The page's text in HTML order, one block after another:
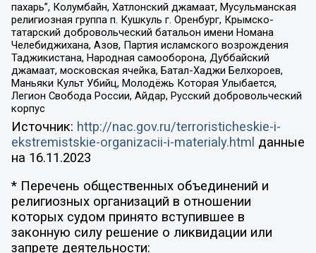
пахарь”, Колумбайн, Хатлонский джамаат, Мусульманская
религиозная группа п. Кушкуль г. Оренбург, Крымско-
татарский добровольческий батальон имени Номана
Челебиджихана, Азов, Партия исламского возрождения
Таджикистана, Народная самооборона, Дуббайский
джамаат, московская ячейка, Батал-Хаджи Белхороев,
Маньяки Культ Убийц, Молодёжь Которая Улыбается,
Легион Свобода России, Айдар, Русский добровольческий
корпус
Источник: http://nac.gov.ru/terroristicheskie-i-
ekstremistskie-organizacii-i-materialy.html данные
на 16.11.2023
* Перечень общественных объединений и
религиозных организаций в отношении
которых судом принято вступившее в
законную силу решение о ликвидации или
запрете деятельности: